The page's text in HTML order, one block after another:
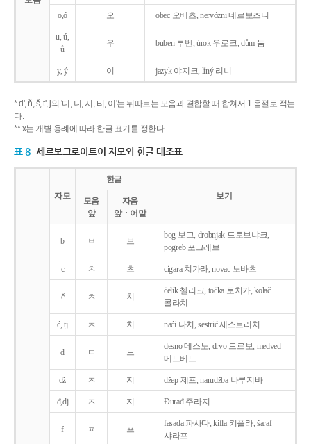
o,ó 오 obec 오베츠, nervózni 네르보즈니
u, ú,
ů
우 buben 부벤, úrok 우로크, dům 둠
y, ý 이 jazyk야지크, líný 리니
* d', ň, š, t', j의 '디, 니, 시, 티, 이'는 뒤따르는 모음과 결합할 때 합쳐서 1 음절로 적는
다.
** x는 개별 용례에 따라 한글 표기를 정한다.
표 8 세르보크로아트어 자모와 한글 대조표
자모
한글
보기
모음
앞
자음
앞ㆍ어말
b ㅂ 브
bog 보그, drobnjak 드로브냐크,
pogreb 포그레브
c ㅊ 츠 cigara 치가라, novac 노바츠
č ㅊ 치
čelik 첼리크, točka 토치카, kolač
콜라치
ć, tj ㅊ 치 naći 나치, sestrić 세스트리치
d ㄷ 드
desno 데스노, drvo 드르보, medved
메드베드
dž ㅈ 지 džep 제프, narudžba 나루지바
đ,dj ㅈ 지 Ðurađ 주라지
f ㅍ 프
fasada 파사다, kifla 키플라, šaraf
샤라프